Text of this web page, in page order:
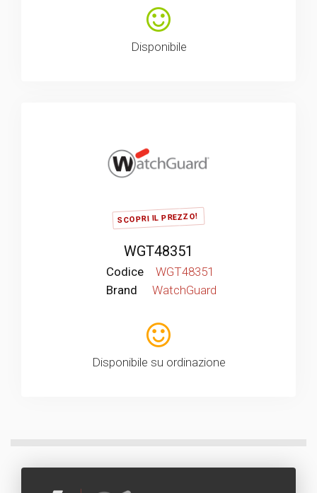
Disponibile
SCOPRI IL PREZZO!
WGT48351
Codice
WGT48351
Brand
WatchGuard
Disponibile su ordinazione